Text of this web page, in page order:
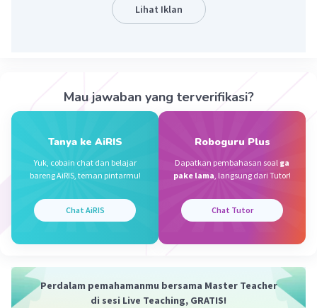
·0.0(0) Balas
Lihat Iklan
Mau jawaban yang terverifikasi?
Tanya ke AiRIS
Yuk, cobain chat dan belajar
bareng AiRIS, teman pintarmu!
Chat AiRIS
Roboguru Plus
Dapatkan pembahasan soal ga
pake lama, langsung dari Tutor!
Chat Tutor
Perdalam pemahamanmu bersama Master Teacher
di sesi Live Teaching, GRATIS!